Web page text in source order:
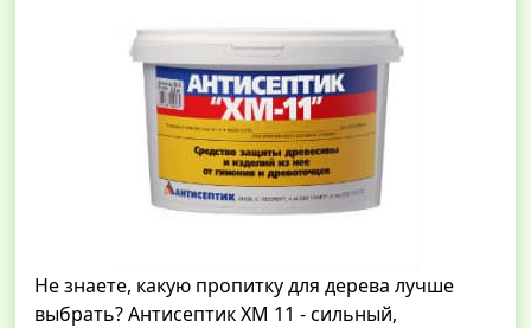
Не знаете, какую пропитку для дерева лучше
выбрать? Антисептик ХМ 11 - сильный,